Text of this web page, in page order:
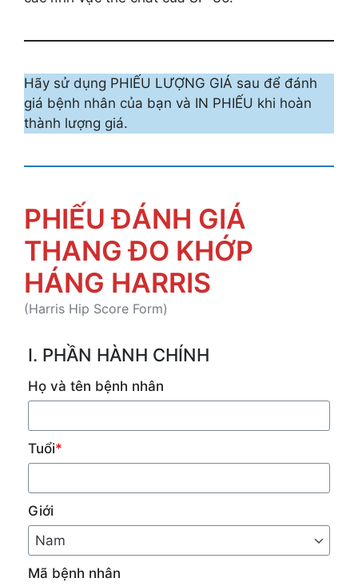
Hãy sử dụng PHIẾU LƯỢNG GIÁ sau để đánh
giá bệnh nhân của bạn và IN PHIẾU khi hoàn
thành lượng giá.
PHIẾU ĐÁNH GIÁ
THANG ĐO KHỚP
HÁNG HARRIS
(Harris Hip Score Form)
I. PHẦN HÀNH CHÍNH
Họ và tên bệnh nhân
Tuổi*
Giới
Mã bệnh nhân